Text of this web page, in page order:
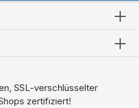
oder
Installation Ihrer
beraten Sie kostenlos
optimal für
SSL-verschlüsselter
zertifiziert!